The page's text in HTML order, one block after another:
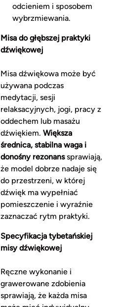
odcieniem i sposobem
wybrzmiewania.
Misa do głębszej praktyki
dźwiękowej
Misa dźwiękowa może być
używana podczas
medytacji, sesji
relaksacyjnych, jogi, pracy z
oddechem lub masażu
dźwiękiem. Większa
średnica, stabilna waga i
donośny rezonanssprawiają,
że model dobrze nadaje się
do przestrzeni, w której
dźwięk ma wypełniać
pomieszczenie i wyraźnie
zaznaczać rytm praktyki.
Specyfikacja tybetańskiej
misy dźwiękowej
Ręczne wykonanie i
grawerowane zdobienia
sprawiają, że każda misa